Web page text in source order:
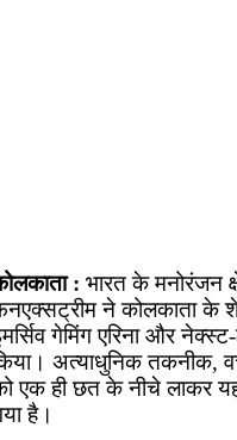
: भारत के मनोरंजन
ने कोलकाता के
गेमिंग एरिना और
अत्याधुनिक तकनीक,
एक ही छत के नीचे लाकर
है।